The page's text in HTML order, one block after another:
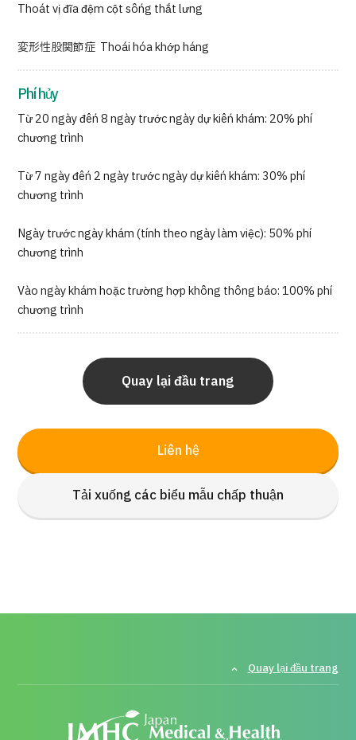
Liên hệ
Tải xuống các biểu mẫu chấp thuận
Thoát vị đĩa đệm cột sống thắt lưng
変形性股関節症 → Thoái hóa khớp háng
Phí hủy
Từ 20 ngày đến 8 ngày trước ngày dự kiến khám: 20% phí
chương trình
Từ 7 ngày đến 2 ngày trước ngày dự kiến khám: 30% phí
chương trình
Ngày trước ngày khám (tính theo ngày làm việc): 50% phí
chương trình
Vào ngày khám hoặc trường hợp không thông báo: 100% phí
chương trình
Quay lại đầu trang
Quay lại đầu trang